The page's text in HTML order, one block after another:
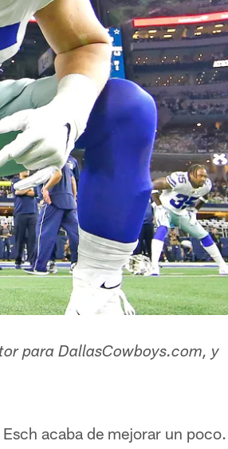
para DallasCowboys.com, y
acaba de mejorar un poco.